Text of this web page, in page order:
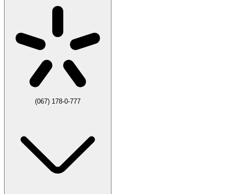
(067) 178-0-777